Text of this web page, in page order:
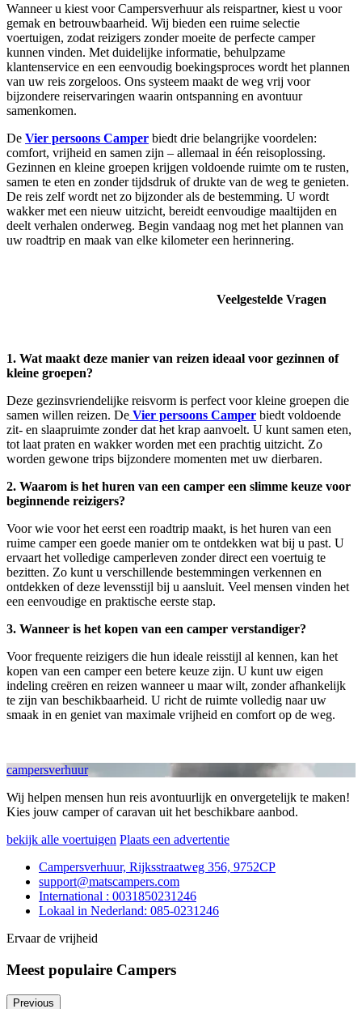
Wanneer u kiest voor Campersverhuur als reispartner, kiest u voor
gemak en betrouwbaarheid. Wij bieden een ruime selectie
voertuigen, zodat reizigers zonder moeite de perfecte camper
kunnen vinden. Met duidelijke informatie, behulpzame
klantenservice en een eenvoudig boekingsproces wordt het plannen
van uw reis zorgeloos. Ons systeem maakt de weg vrij voor
bijzondere reiservaringen waarin ontspanning en avontuur
samenkomen.
De Vier persoons Camper biedt drie belangrijke voordelen:
comfort, vrijheid en samen zijn – allemaal in één reisoplossing.
Gezinnen en kleine groepen krijgen voldoende ruimte om te rusten,
samen te eten en zonder tijdsdruk of drukte van de weg te genieten.
De reis zelf wordt net zo bijzonder als de bestemming. U wordt
wakker met een nieuw uitzicht, bereidt eenvoudige maaltijden en
deelt verhalen onderweg. Begin vandaag nog met het plannen van
uw roadtrip en maak van elke kilometer een herinnering.
Veelgestelde Vragen
1. Wat maakt deze manier van reizen ideaal voor gezinnen of
kleine groepen?
Deze gezinsvriendelijke reisvorm is perfect voor kleine groepen die
samen willen reizen. De Vier persoons Camper biedt voldoende
zit- en slaapruimte zonder dat het krap aanvoelt. U kunt samen eten,
tot laat praten en wakker worden met een prachtig uitzicht. Zo
worden gewone trips bijzondere momenten met uw dierbaren.
2. Waarom is het huren van een camper een slimme keuze voor
beginnende reizigers?
Voor wie voor het eerst een roadtrip maakt, is het huren van een
ruime camper een goede manier om te ontdekken wat bij u past. U
ervaart het volledige camperleven zonder direct een voertuig te
bezitten. Zo kunt u verschillende bestemmingen verkennen en
ontdekken of deze levensstijl bij u aansluit. Veel mensen vinden het
een eenvoudige en praktische eerste stap.
3. Wanneer is het kopen van een camper verstandiger?
Voor frequente reizigers die hun ideale reisstijl al kennen, kan het
kopen van een camper een betere keuze zijn. U kunt uw eigen
indeling creëren en reizen wanneer u maar wilt, zonder afhankelijk
te zijn van beschikbaarheid. U richt de ruimte volledig naar uw
smaak in en geniet van maximale vrijheid en comfort op de weg.
campersverhuur
Wij helpen mensen hun reis avontuurlijk en onvergetelijk te maken!
Kies jouw camper of caravan uit het beschikbare aanbod.
bekijk alle voertuigen Plaats een advertentie
Campersverhuur, Rijksstraatweg 356, 9752CP
support@matscampers.com
International : 0031850231246
Lokaal in Nederland: 085-0231246
Ervaar de vrijheid
Meest populaire Campers
Previous